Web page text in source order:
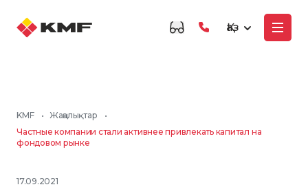
Қаз
KMF • Жаңалықтар
•
Частные компании стали активнее привлекать капитал на
фондовом рынке
17.09.2021